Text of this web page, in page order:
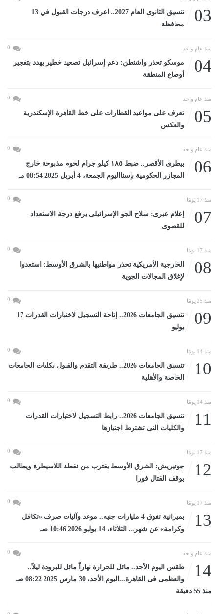
03
تنسيق الثانوى العام 2027.. اعرف درجات القبول في 13
محافظة
منذ عام واحد 0
04
موسكو تحذر واشنطن: دعم إسرائيل تصعيد خطير يهدد بتفجير
أوضاع المنطقة
منذ عام واحد 0
05
تعرف على مواعيد القطارات على خط القاهرة الإسكندرية
والعكس
منذ عام واحد 0
06
بيطرى الأقصر.. ضبط ١٨٥ كيلو جرام لحوم مذبوحة خارج
المجازر الحكومية بإسنااليوم الجمعة، 4 أبريل 2025 08:54 مـ
منذ 17 يومًا 0
07
إعلام عبرى: سلاح الجو الإسرائيلى يرفع درجة الاستعداد
للقصوى
منذ 17 يومًا 0
08
الخارجية الأمريكية تحذر مواطنيها بالشرق الأوسط: استعدوا
لإغلاق المجالات الجوية
منذ 25 يومًا 0
09
تنسيق الجامعات 2026.. إتاحة التسجيل لاختبارات القدرات 17
يوليو
منذ 14 يومًا 0
10
تنسيق الجامعات 2026.. طريقة التقدم والقبول بكليات الجامعات
الخاصة والأهلية
منذ 14 يومًا 0
11
تنسيق الجامعات 2026.. رابط التسجيل لاختبارات القدرات
والكليات التى تشترط اجتيازها
منذ 17 يومًا 0
12
جوتيريش: الشرق الأوسط يقترب من نقطة اللاسيطرة ويطالب
بوقف القتال فورا
منذ 17 يومًا 0
13
بميزانية تفوق 4 مليارات جنيه.. موعد وآليات صرف «تكافل
وكرامة» عن شهر... الثلاثاء، 14 يوليو 2026 10:46 صـ
منذ عام واحد 0
14
طقس اليوم الأحد.. مائل للحرارة نهاراً مائل للبرودة ليلاً..
والعظمى فى القاهرة...اليوم الأحد، 30 مارس 2025 08:22 صـ
منذ 55 دقيقة